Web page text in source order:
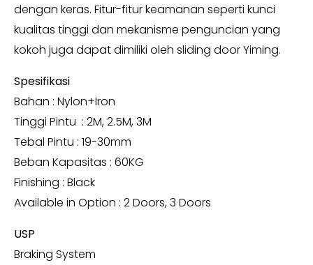
dengan keras. Fitur-fitur keamanan seperti kunci
kualitas tinggi dan mekanisme penguncian yang
kokoh juga dapat dimiliki oleh sliding door Yiming.
Spesifikasi
Bahan : Nylon+Iron
Tinggi Pintu : 2M, 2.5M, 3M
Tebal Pintu : 19-30mm
Beban Kapasitas : 60KG
Finishing : Black
Available in Option : 2 Doors, 3 Doors
USP
Braking System